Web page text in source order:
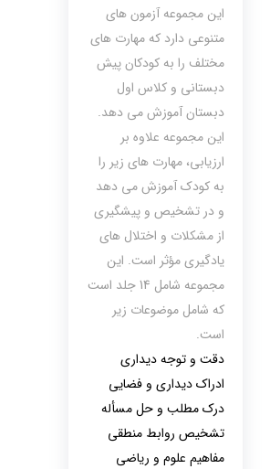
این مجموعه آزمون های
متنوعی دارد که مهارت های
مختلف را به کودکان پیش
دبستانی و کلاس اول
دبستان آموزش می دهد.
این مجموعه علاوه بر
ارزیابی، مهارت های زیر را
به کودک آموزش می دهد
و در تشخیص و پیشگیری
از مشکلات و اختلال های
یادگیری مؤثر است. این
مجموعه شامل 14 جلد است
که شامل موضوعات زیر
است.
دقت و توجه دیداری
ادراک دیداری و فضایی
درک مطلب و حل مسأله
تشخیص روابط منطقی
مفاهیم علوم و ریاضی